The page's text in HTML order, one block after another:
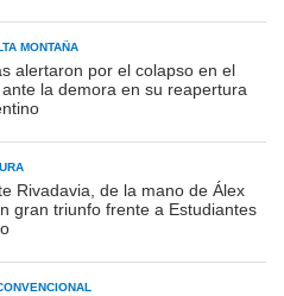
MONTAÑA
alertaron por el colapso en el
la demora en su reapertura
Rivadavia, de la mano de Álex
gran triunfo frente a Estudiantes